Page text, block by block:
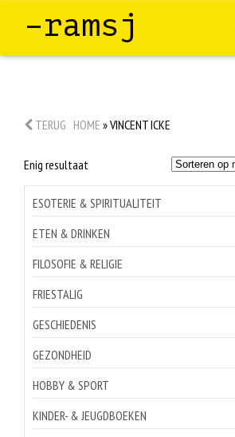
–ramsj
TERUG HOME »VINCENT ICKE
Enig resultaat
ESOTERIE & SPIRITUALITEIT
ETEN & DRINKEN
FILOSOFIE & RELIGIE
FRIESTALIG
GESCHIEDENIS
GEZONDHEID
HOBBY & SPORT
KINDER- & JEUGDBOEKEN